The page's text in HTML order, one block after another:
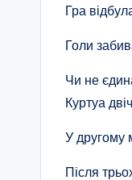
Гра
Голи
Чи не
Куртуа
У другому
Після